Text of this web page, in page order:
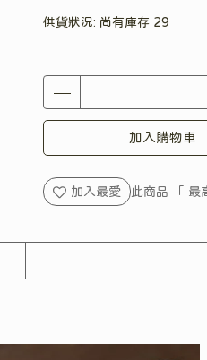
供貨狀況: 尚有庫存 29
加入購物車
加入最愛 此商品 「 最